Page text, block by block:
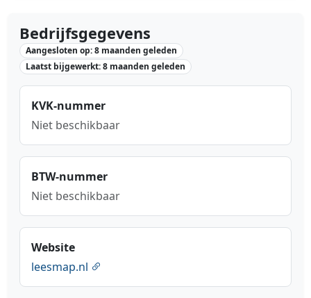
Bedrijfsgegevens
Aangesloten op: 8 maanden geleden
Laatst bijgewerkt: 8 maanden geleden
KVK-nummer
Niet beschikbaar
BTW-nummer
Niet beschikbaar
Website
leesmap.nl